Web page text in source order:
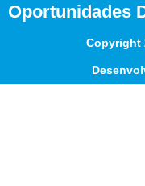
Oportunidades
Copyright